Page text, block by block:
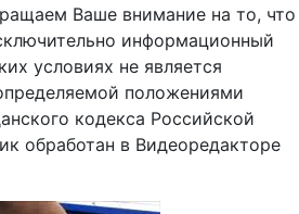
Ваше внимание на то, что
информационный
условиях не является
положениями
кодекса Российской
обработан в Видеоредакторе